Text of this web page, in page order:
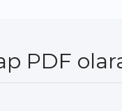
PDF